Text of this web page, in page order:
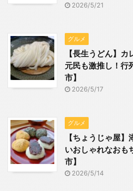
2026/5/21
グルメ
【長生うどん】
元民も激推し！行
市】
2026/5/17
グルメ
【ちょうじゃ屋
いおしゃれなおも
市】
2026/5/14